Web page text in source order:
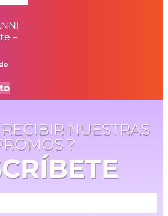
–
–
NUESTRAS
?